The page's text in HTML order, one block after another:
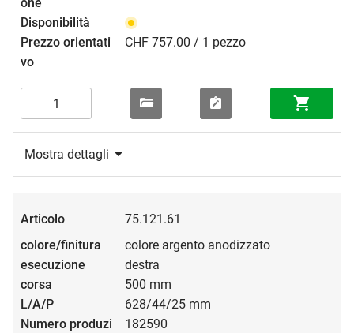
CHF 757.00 / 1 pezzo
Mostra dettagli
75.121.61
colore argento anodizzato
destra
500 mm
628/44/25 mm
182590